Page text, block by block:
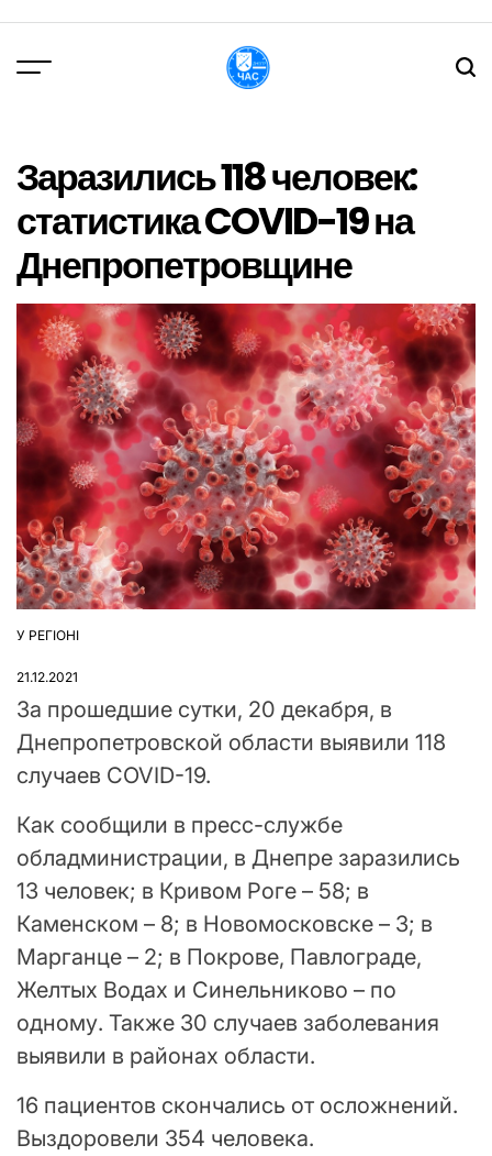
вмісту
Заразились 118 человек:
статистика COVID-19 на
Днепропетровщине
ОПУБЛІКУВАТИ
У РЕГІОНІ
21.12.2021
За прошедшие сутки, 20 декабря, в
Днепропетровской области выявили 118
случаев COVID-19.
Как сообщили в пресс-службе
обладминистрации, в Днепре заразились
13 человек; в Кривом Роге – 58; в
Каменском – 8; в Новомосковске – 3; в
Марганце – 2; в Покрове, Павлограде,
Желтых Водах и Синельниково – по
одному. Также 30 случаев заболевания
выявили в районах области.
16 пациентов скончались от осложнений.
Выздоровели 354 человека.